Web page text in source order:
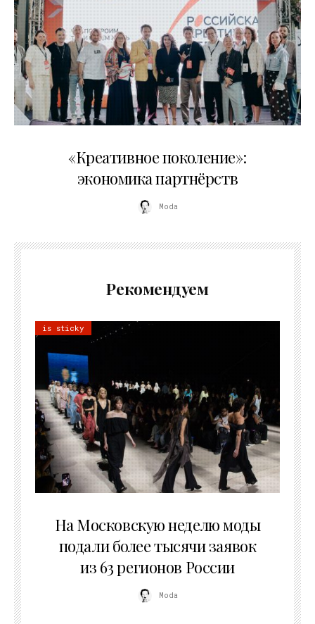
«Креативное поколение»:
экономика партнёрств
Moda
Рекомендуем
is sticky
На Московскую неделю моды
подали более тысячи заявок
из 63 регионов России
Moda